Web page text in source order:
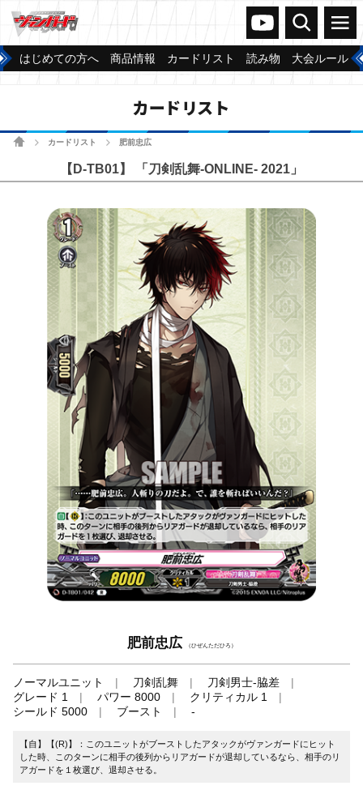
ヴァンガードch
検索 メニュー
はじめての方へ 商品情報 カードリスト 読み物 大会ルール
カードリスト
ホームカードリスト 肥前忠広
【D-TB01】 「刀剣乱舞-ONLINE- 2021」
肥前忠広 （ひぜんただひろ）
ノーマルユニット 刀剣乱舞
刀剣男士-脇差
グレード 1
パワー 8000
クリティカル 1
シールド 5000
ブースト -
【自】【(R)】：このユニットがブーストしたアタックがヴァンガードにヒット
した時、このターンに相手の後列からリアガードが退却しているなら、相手のリ
アガードを１枚選び、退却させる。